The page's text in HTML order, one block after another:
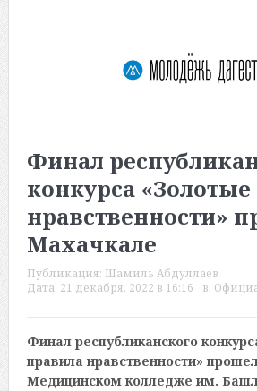
Финал
конкурса
нравственности»
Махачкале
Публикация: Шамиль Абдуллаев
Дата: 21 декабря, 2022 в 16:16 в:
Финал республиканского
правила нравственности»
Медицинском колледже им.